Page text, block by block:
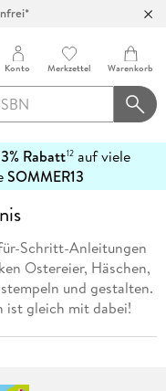
Konto Merkzettel Warenkorb
Rabatt12 auf viele
SOMMER13
Schritt-Anleitungen
Ostereier, Häschen,
und gestalten.
ist gleich mit dabei!